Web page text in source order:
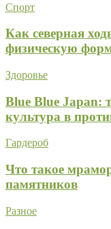
Спорт
Как северная
физическую
Здоровье
Blue Blue Japan:
культура в
Гардероб
Что такое
памятников
Разное